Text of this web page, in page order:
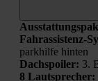
Fahr­as­sis­tenz-
park­hil­fe hin­ten
Dach­spoi­ler: 3.
8 Laut­spre­cher: